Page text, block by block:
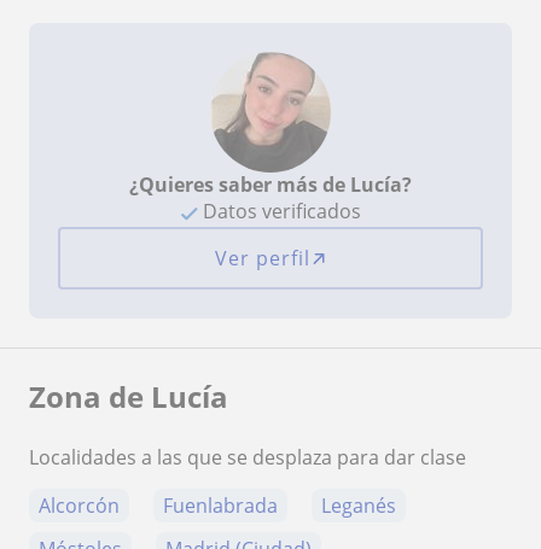
¿Quieres saber más de Lucía?
Datos verificados
Ver perfil
Zona de Lucía
Localidades a las que se desplaza para dar clase
Alcorcón
Fuenlabrada
Leganés